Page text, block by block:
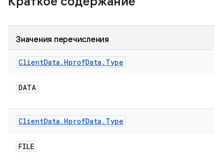
Значения перечисления
ClientData . HprofData . Type
DATA
ClientData . HprofData . Type
FILE